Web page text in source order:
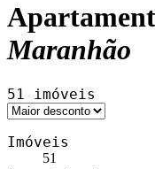
Maranhão
51 imóveis
Imóveis
51